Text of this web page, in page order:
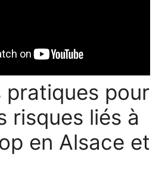
pratiques pour
risques liés à
en Alsace et